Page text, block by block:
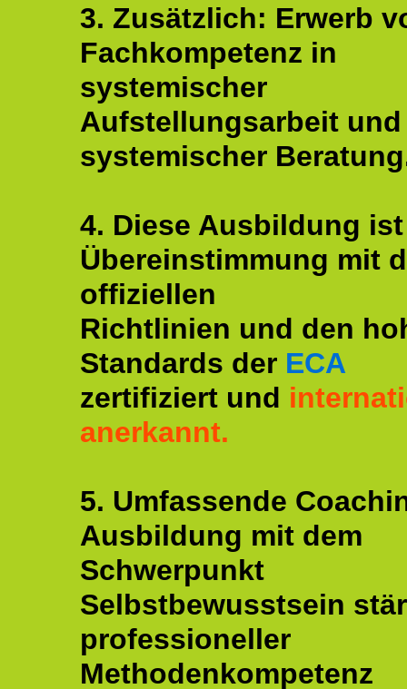
3. Zusätzlich: Erwerb
Fachkompetenz in
systemischer
Aufstellungsarbeit und
systemischer
4. Diese Ausbildung
Übereinstimmung mit
offiziellen
Richtlinien und den
Standards der ECA
zertifiziert und
anerkannt.
5. Umfassende
Ausbildung mit dem
Schwerpunkt
Selbstbewusstsein
professioneller
Methodenkompetenz